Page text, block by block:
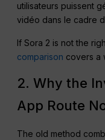
utilisateurs puissent
vidéo dans le cadre
If Sora 2 is not the
comparison covers a
2. Why the
App Route
The old method